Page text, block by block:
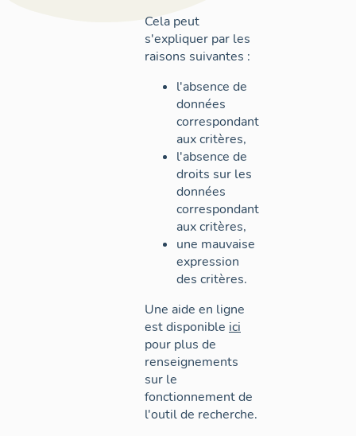
Cela peut
s'expliquer par les
raisons suivantes :
l'absence de
données
correspondant
aux critères,
l'absence de
droits sur les
données
correspondant
aux critères,
une mauvaise
expression
des critères.
Une aide en ligne
est disponible ici
pour plus de
renseignements
sur le
fonctionnement de
l'outil de recherche.